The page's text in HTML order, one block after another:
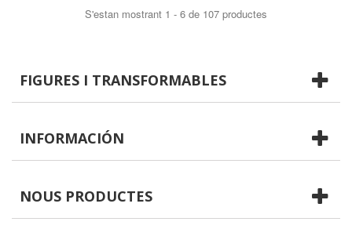
S'estan mostrant 1 - 6 de 107 productes
FIGURES I TRANSFORMABLES
INFORMACIÓN
NOUS PRODUCTES